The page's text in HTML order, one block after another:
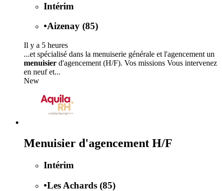
Intérim
•Aizenay (85)
Il y a 5 heures
...et spécialisé dans la menuiserie générale et l'agencement un
menuisier d'agencement (H/F). Vos missions Vous intervenez
en neuf et...
New
Menuisier d'agencement H/F
Intérim
•Les Achards (85)